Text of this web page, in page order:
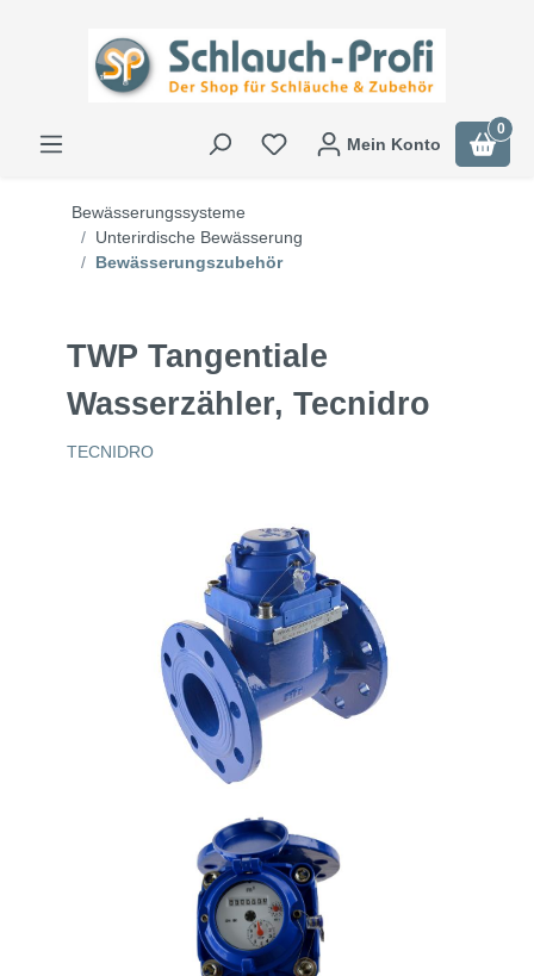
Mein Konto
0
Bewässerungssysteme
Unterirdische Bewässerung
Bewässerungszubehör
TWP Tangentiale
Wasserzähler, Tecnidro
TECNIDRO